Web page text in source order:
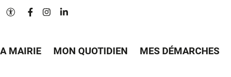
Paramètres d'accessibilité
Lien vers le compte Facebook
Lien vers le compte Instagram
Lien vers le compte Linkedin
MAIRIE MON QUOTIDIEN MES DÉMARCHES